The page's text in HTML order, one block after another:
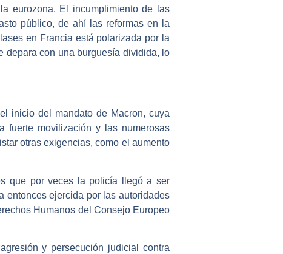
eurozona. El incumplimiento de las
público, de ahí las reformas en la
en Francia está polarizada por la
depara con una burguesía dividida, lo
inicio del mandato de Macron, cuya
fuerte movilización y las numerosas
otras exigencias, como el aumento
que por veces la policía llegó a ser
entonces ejercida por las autoridades
Humanos del Consejo Europeo
y persecución judicial contra